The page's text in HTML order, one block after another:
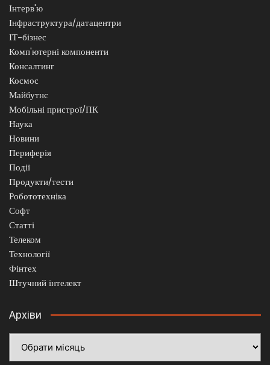
Інтерв'ю
Інфраструктура/датацентри
ІТ-бізнес
Комп'ютерні компоненти
Консалтинг
Космос
Майбутнє
Мобільні пристрої/ПК
Наука
Новини
Периферія
Події
Продукти/тести
Робототехніка
Софт
Статті
Телеком
Технології
Фінтех
Штучний інтелект
Архіви